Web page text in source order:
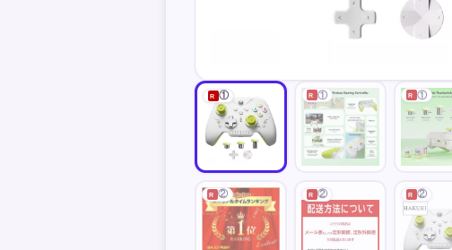
R ① R ① R ①
R ② R ② R ②